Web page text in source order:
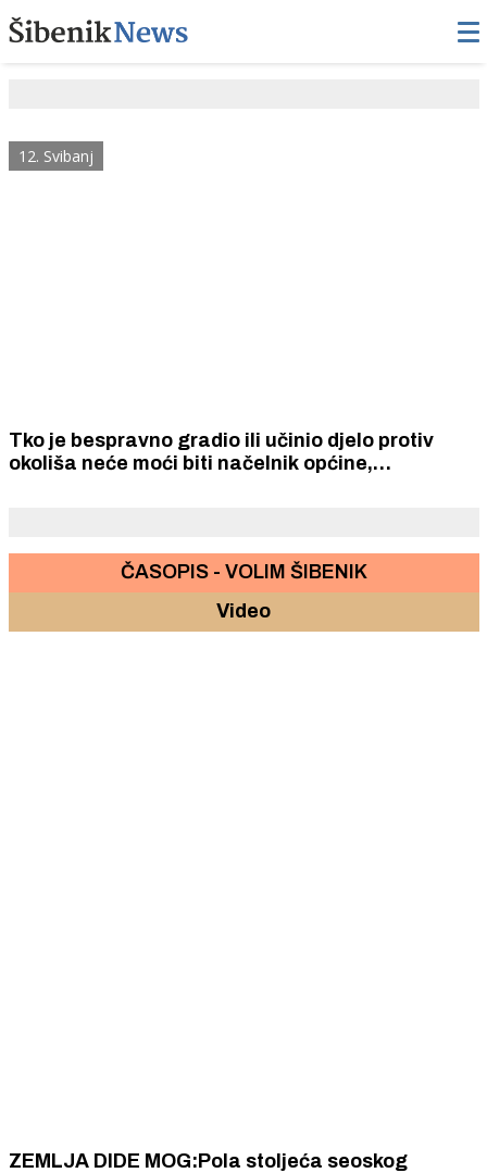
12. Svibanj
Tko je bespravno gradio ili učinio djelo protiv
okoliša neće moći biti načelnik općine,
ČASOPIS - VOLIM ŠIBENIK
Video
ZEMLJA DIDE MOG:Pola stoljeća seoskog